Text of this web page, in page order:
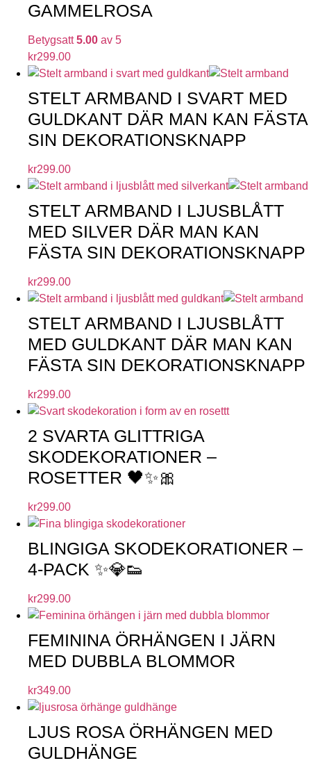
GAMMELROSA
Betygsatt5.00 av 5
kr299.00
STELT ARMBAND I SVART MED
GULDKANT DÄR MAN KAN FÄSTA
SIN DEKORATIONSKNAPP
kr299.00
STELT ARMBAND I LJUSBLÅTT
MED SILVER DÄR MAN KAN
FÄSTA SIN DEKORATIONSKNAPP
kr299.00
STELT ARMBAND I LJUSBLÅTT
MED GULDKANT DÄR MAN KAN
FÄSTA SIN DEKORATIONSKNAPP
kr299.00
2 SVARTA GLITTRIGA
SKODEKORATIONER –
ROSETTER 🖤✨🎀
kr299.00
BLINGIGA SKODEKORATIONER –
4-PACK ✨💎👟
kr299.00
FEMININA ÖRHÄNGEN I JÄRN
MED DUBBLA BLOMMOR
kr349.00
LJUS ROSA ÖRHÄNGEN MED
GULDHÄNGE